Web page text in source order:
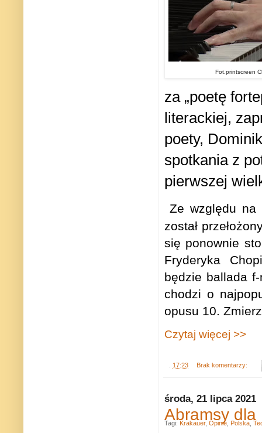
Fot.printscreen
za „poetę
literackiej,
poety,
spotkania z
pierwszej
Ze względu na
został
się ponownie
Fryderyka
będzie ballada
chodzi o
opusu 10.
Czytaj więcej >>
17:23 Brak komentarzy:
środa, 21 lipca 2021
Abramsy dla
Tagi: Krakauer, Opinie Polska